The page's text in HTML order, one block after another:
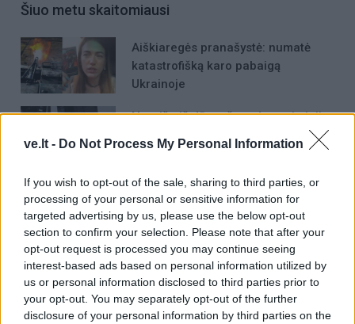
ve.lt - Do Not Process My Personal Information
If you wish to opt-out of the sale, sharing to third parties, or
processing of your personal or sensitive information for
targeted advertising by us, please use the below opt-out
section to confirm your selection. Please note that after your
opt-out request is processed you may continue seeing
interest-based ads based on personal information utilized by
us or personal information disclosed to third parties prior to
your opt-out. You may separately opt-out of the further
disclosure of your personal information by third parties on the
Šiuo metu skaitomiausi
Aiškiaregės pranašystė: numatė
katastrofišką karo pabaigą
Ukrainoje
Negrįžo iš Jūros šventės: artimieji
„Fūristas“ į judrią sankryžą įlėkė „ant
rankinio“: vilkiko puspriekabės ratai
pakilo į orą